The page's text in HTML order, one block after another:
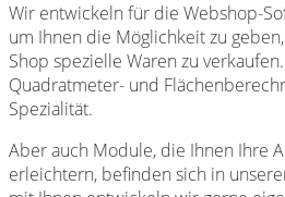
Wir entwickeln für die Webshop-
um Ihnen die Möglichkeit zu
Shop spezielle Waren zu
Quadratmeter- und
Spezialität.
Aber auch Module, die Ihnen Ihre
erleichtern, befinden sich in